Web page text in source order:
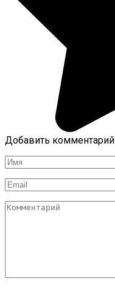
Добавить комментарий
Имя
*
Email
*
Комментарий